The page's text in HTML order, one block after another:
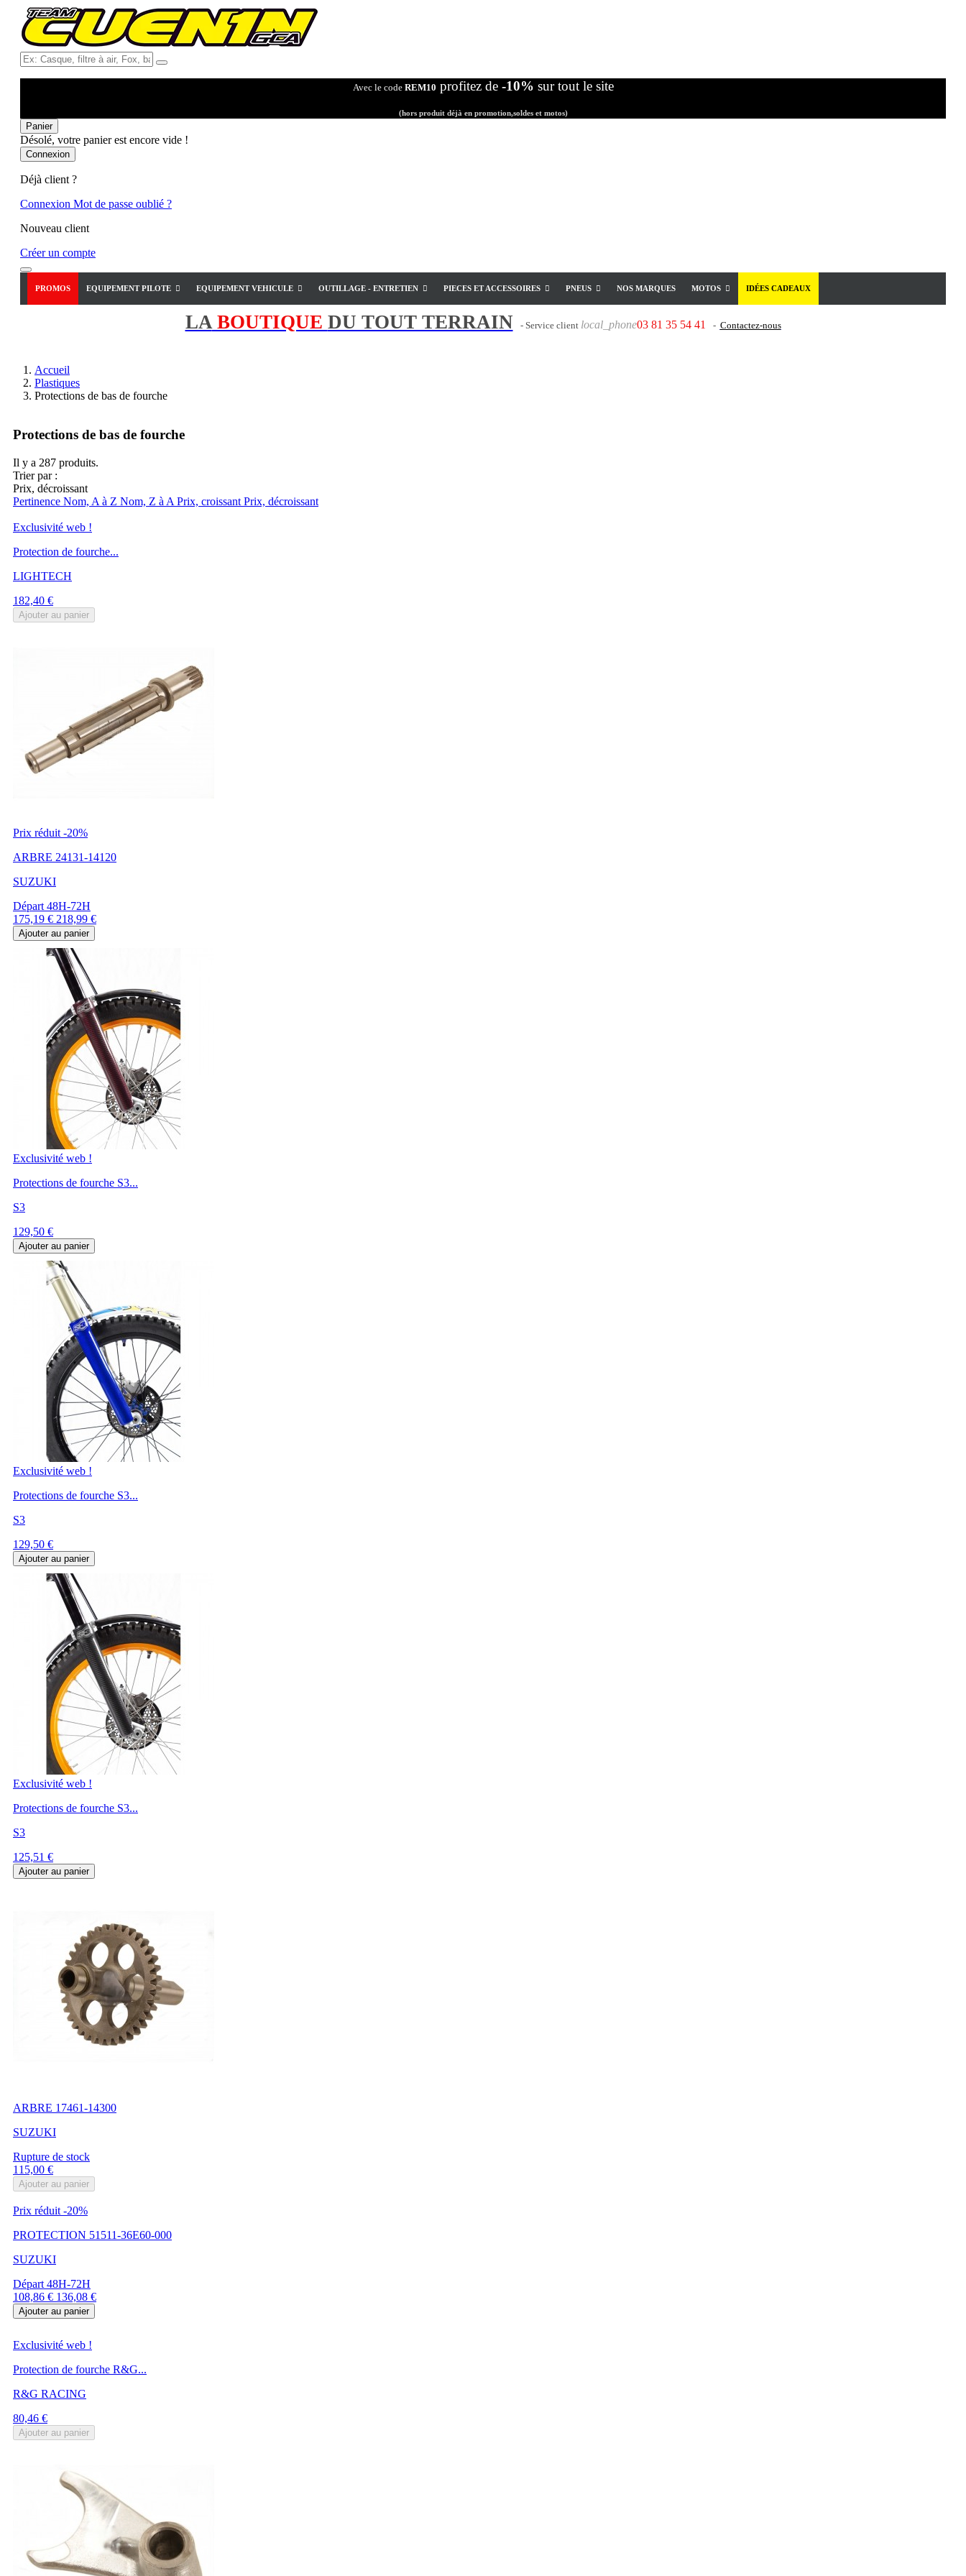
Ex:
Casque,
Fox,
...
Avec le code REM10 profitez de -10% sur tout le site
(hors produit déjà en promotion,soldes et motos)
Panier
Désolé, votre panier est encore vide !
Connexion
Déjà client ?
Connexion Mot de passe oublié ?
Nouveau client
Créer un compte
PROMOS EQUIPEMENT PILOTE EQUIPEMENT VEHICULE OUTILLAGE - ENTRETIEN PIECES ET ACCESSOIRES PNEUS NOS MARQUES MOTOS IDÉES CADEAUX
LABOUTIQUE DU TOUT TERRAIN - Service client local_phone03 81 35 54 41 - Contactez-nous
Accueil
Plastiques
Protections de bas de fourche
Protections de bas de fourche
Il y a 287 produits.
Trier par :
Prix, décroissant
Pertinence Nom, A à Z Nom, Z à A Prix, croissant Prix, décroissant
Exclusivité web !
Protection de fourche...
LIGHTECH
Prix
182,40 €
Ajouter au panier
Prix réduit -20%
ARBRE 24131-14120
SUZUKI
Départ 48H-72H
Prix
175,19 € Prix
de
base
218,99 €
Ajouter au panier
Exclusivité web !
Protections de fourche S3...
S3
Prix
129,50 €
Ajouter au panier
Exclusivité web !
Protections de fourche S3...
S3
Prix
129,50 €
Ajouter au panier
Exclusivité web !
Protections de fourche S3...
S3
Prix
125,51 €
Ajouter au panier
ARBRE 17461-14300
SUZUKI
Rupture de stock
Prix
115,00 €
Ajouter au panier
Prix réduit -20%
PROTECTION 51511-36E60-000
SUZUKI
Départ 48H-72H
Prix
108,86 € Prix
de
base
136,08 €
Ajouter au panier
Exclusivité web !
Protection de fourche R&G...
R&G RACING
Prix
80,46 €
Ajouter au panier